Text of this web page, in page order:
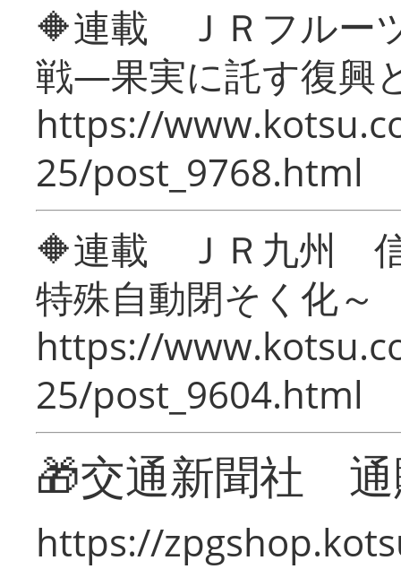
🔶連載 ＪＲフルー
戦―果実に託す復興
https://
25/post_9768.html
🔶連載 ＪＲ九州 信
特殊自動閉そく化～
https://
25/post_9604.html
🎁交通新聞社
https://